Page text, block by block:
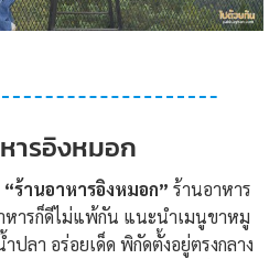
ารอิงหมอก
“ร้านอาหารอิงหมอก” ร้านอาหาร
หารก็ดีไม่แพ้กัน แนะนำเมนูขาหมู
ลา อร่อยเด็ด พิกัดตั้งอยู่ตรงกลาง